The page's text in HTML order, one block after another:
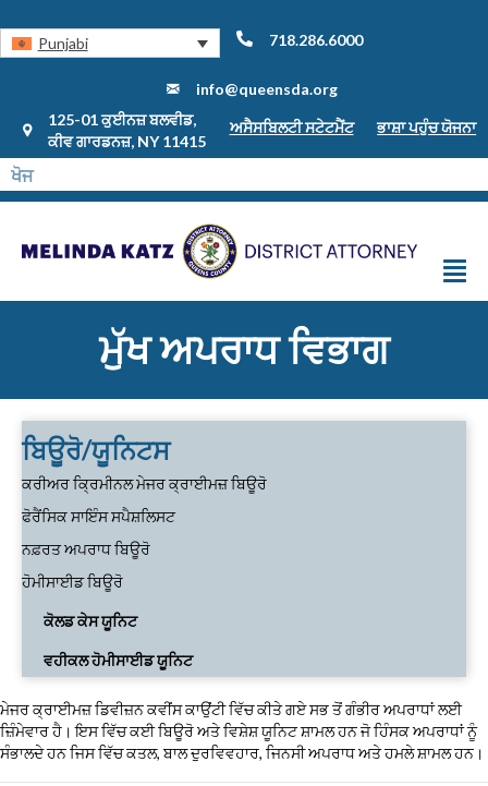
Punjabi 718.286.6000
info@queensda.org
125-01 ਕੁਈਨਜ਼ ਬਲਵੀਡ,
ਕੀਵ ਗਾਰਡਨਜ਼, NY 11415
ਅਸੈਸਬਿਲਟੀ ਸਟੇਟਮੈਂਟ ਭਾਸ਼ਾ ਪਹੁੰਚ ਯੋਜਨਾ
ਮੁੱਖ ਅਪਰਾਧ ਵਿਭਾਗ
ਬਿਊਰੋ/ਯੂਨਿਟਸ
ਕਰੀਅਰ ਕ੍ਰਿਮੀਨਲ ਮੇਜਰ ਕ੍ਰਾਈਮਜ਼ ਬਿਊਰੋ
ਫੋਰੈਂਸਿਕ ਸਾਇੰਸ ਸਪੈਸ਼ਲਿਸਟ
ਨਫ਼ਰਤ ਅਪਰਾਧ ਬਿਊਰੋ
ਹੋਮੀਸਾਈਡ ਬਿਊਰੋ
ਕੋਲਡ ਕੇਸ ਯੂਨਿਟ
ਵਹੀਕਲ ਹੋਮੀਸਾਈਡ ਯੂਨਿਟ
ਮੇਜਰ ਕ੍ਰਾਈਮਜ਼ ਡਿਵੀਜ਼ਨ ਕਵੀਂਸ ਕਾਉਂਟੀ ਵਿੱਚ ਕੀਤੇ ਗਏ ਸਭ ਤੋਂ ਗੰਭੀਰ ਅਪਰਾਧਾਂ ਲਈ
ਜ਼ਿੰਮੇਵਾਰ ਹੈ। ਇਸ ਵਿੱਚ ਕਈ ਬਿਊਰੋ ਅਤੇ ਵਿਸ਼ੇਸ਼ ਯੂਨਿਟ ਸ਼ਾਮਲ ਹਨ ਜੋ ਹਿੰਸਕ ਅਪਰਾਧਾਂ ਨੂੰ
ਸੰਭਾਲਦੇ ਹਨ ਜਿਸ ਵਿੱਚ ਕਤਲ, ਬਾਲ ਦੁਰਵਿਵਹਾਰ, ਜਿਨਸੀ ਅਪਰਾਧ ਅਤੇ ਹਮਲੇ ਸ਼ਾਮਲ ਹਨ।